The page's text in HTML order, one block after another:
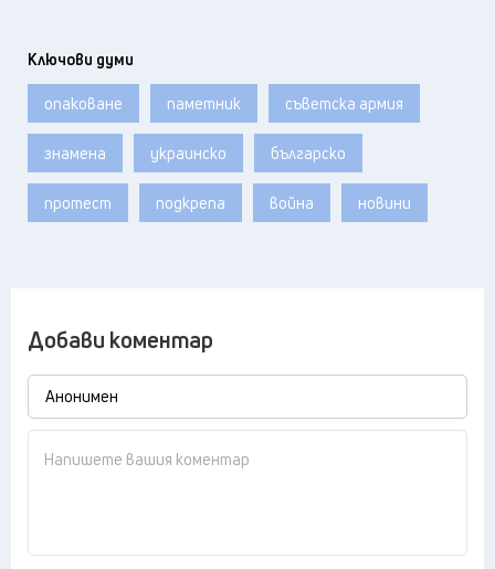
Ключови думи
опаковане паметник съветска армия
знамена украинско българско
протест подкрепа война новини
Добави коментар